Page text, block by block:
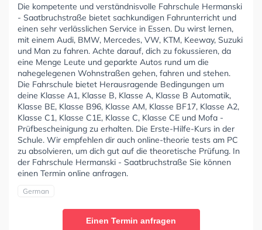
Die kompetente und verständnisvolle Fahrschule Hermanski
- Saatbruchstraße bietet sachkundigen Fahrunterricht und
einen sehr verlässlichen Service in Essen. Du wirst lernen,
mit einem Audi, BMW, Mercedes, VW, KTM, Keeway, Suzuki
und Man zu fahren. Achte darauf, dich zu fokussieren, da
eine Menge Leute und geparkte Autos rund um die
nahegelegenen Wohnstraßen gehen, fahren und stehen.
Die Fahrschule bietet Herausragende Bedingungen um
deine Klasse A1, Klasse B, Klasse A, Klasse B Automatik,
Klasse BE, Klasse B96, Klasse AM, Klasse BF17, Klasse A2,
Klasse C1, Klasse C1E, Klasse C, Klasse CE und Mofa -
Prüfbescheinigung zu erhalten. Die Erste-Hilfe-Kurs in der
Schule. Wir empfehlen dir auch online-theorie tests am PC
zu absolvieren, um dich gut auf die theoretische Prüfung. In
der Fahrschule Hermanski - Saatbruchstraße Sie können
einen Termin online anfragen.
German
Einen Termin anfragen